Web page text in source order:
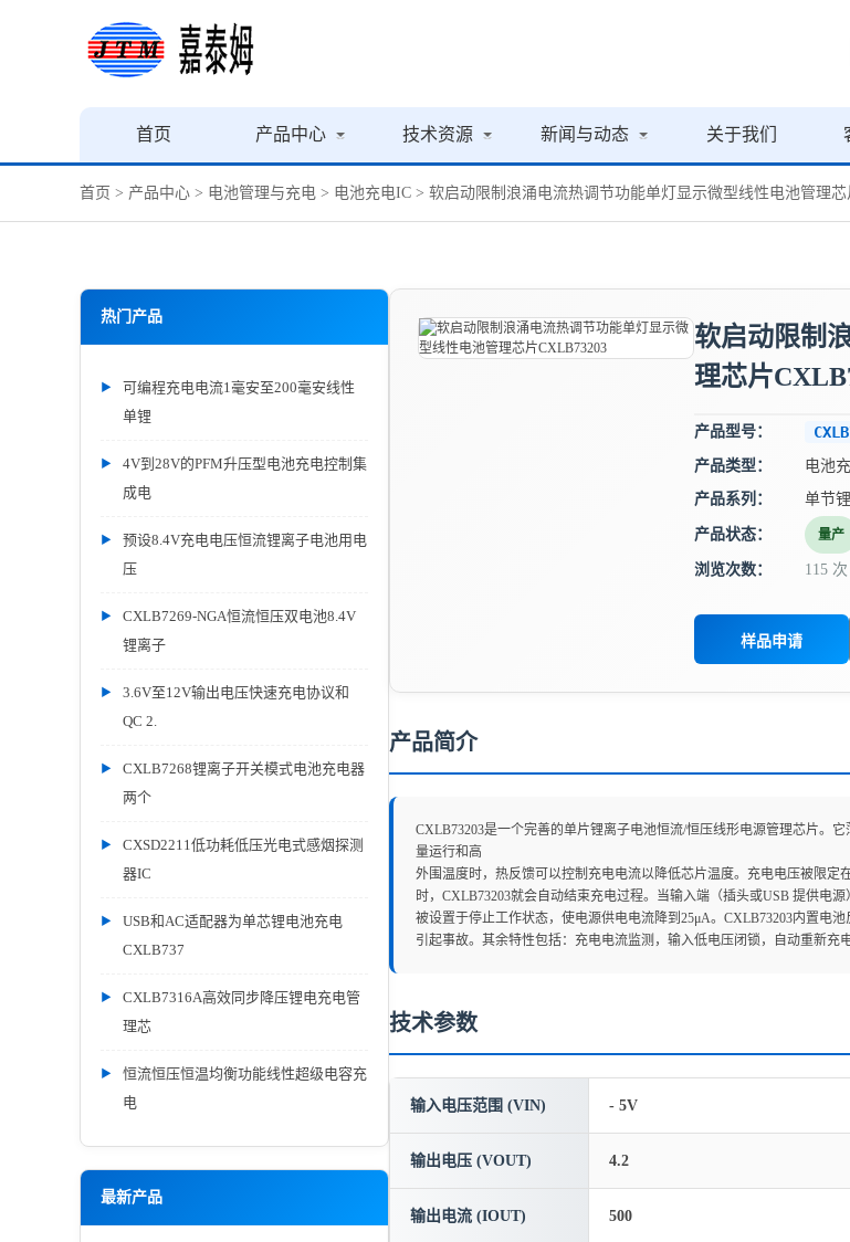
首页 产品中心 技术资源 新闻与动态 关于我们
首页 > 产品中心 > 电池管理与充电 > 电池充电IC > 软启动限制浪涌电流热调节功能单灯显示微型线性电池管理芯
热门产品
可编程充电电流1毫安至200毫安线性
单锂
4V到28V的PFM升压型电池充电控制集
成电
预设8.4V充电电压恒流锂离子电池用电
压
CXLB7269-NGA恒流恒压双电池8.4V
锂离子
3.6V至12V输出电压快速充电协议和
QC 2.
CXLB7268锂离子开关模式电池充电器
两个
CXSD2211低功耗低压光电式感烟探测
器IC
USB和AC适配器为单芯锂电池充电
CXLB737
CXLB7316A高效同步降压锂电充电管
理芯
恒流恒压恒温均衡功能线性超级电容充
电
最新产品
软启动限制
理芯片
产品型号：
产品类型：
电池
产品系列：
单节
产品状态： 量产
浏览次数： 115 次
样品申请
产品简介
CXLB73203是一个完善的单片锂离子电池恒流/恒压线形电源管理芯片。
量运行和高
外围温度时，热反馈可以控制充电电流以降低芯片温度。充电电压被限
时，CXLB73203就会自动结束充电过程。当输入端（插头或USB 提供电
被设置于停止工作状态，使电源供电电流降到25μA。CXLB73203内置电
引起事故。其余特性包括：充电电流监测，输入低电压闭锁，自动重新充
技术参数
输入电压范围 (VIN) - 5V
输出电压 (VOUT) 4.2
输出电流 (IOUT) 500